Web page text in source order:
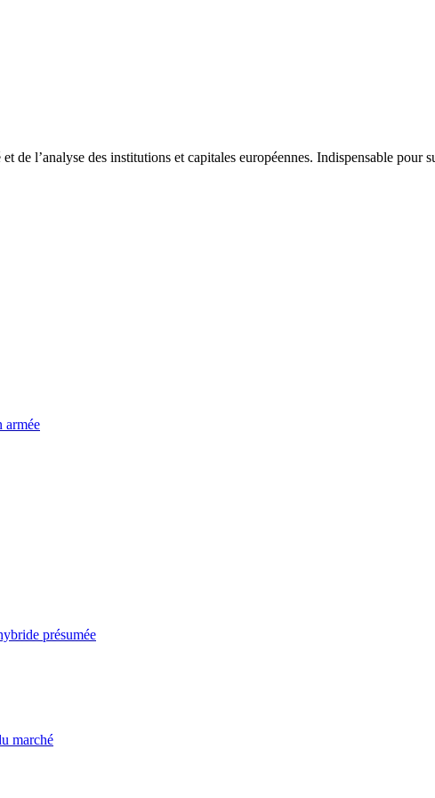
de l’analyse des institutions et capitales européennes. Indispensable pour
armée
présumée
marché